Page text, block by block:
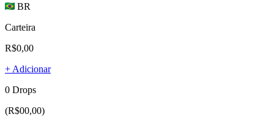
BR
Carteira
R$0,00
+ Adicionar
0 Drops
(R$00,00)